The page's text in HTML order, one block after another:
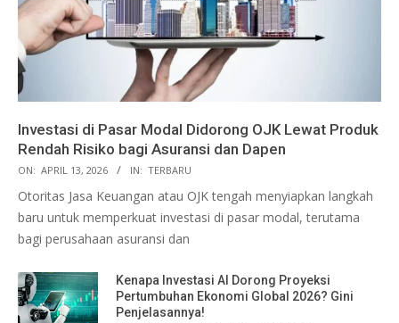
Investasi di Pasar Modal Didorong OJK Lewat Produk
Rendah Risiko bagi Asuransi dan Dapen
ON: APRIL 13, 2026 IN: TERBARU
Otoritas Jasa Keuangan atau OJK tengah menyiapkan langkah
baru untuk memperkuat investasi di pasar modal, terutama
bagi perusahaan asuransi dan
Kenapa Investasi AI Dorong Proyeksi
Pertumbuhan Ekonomi Global 2026? Gini
Penjelasannya!